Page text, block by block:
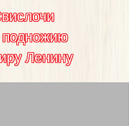
подножию
Ленину